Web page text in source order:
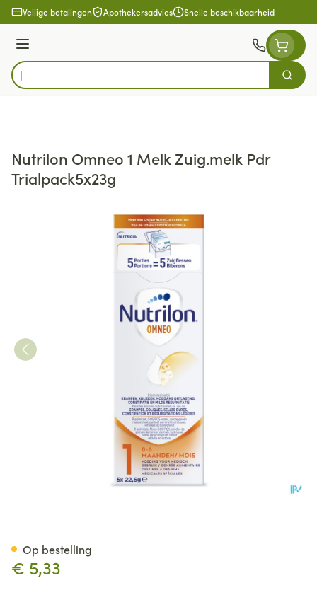
Ga naar de inhoud
Veilige betalingen Apothekersadvies Snelle beschikbaarheid
Menu
Product, merk, categorie...
Zoek
Nutrilon Omneo 1 Melk Zuig.melk Pdr
Trialpack5x23g
€ 5,33
Op bestelling